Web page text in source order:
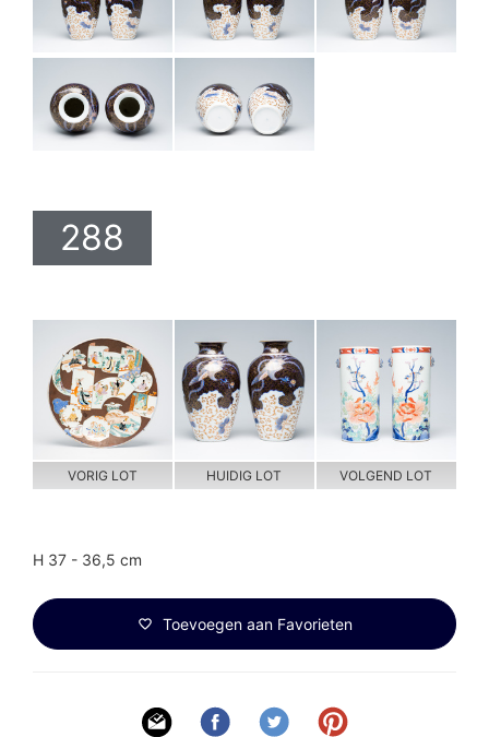
288
VORIG LOT HUIDIG LOT VOLGEND LOT
H 37 - 36,5 cm
Toevoegen aan Favorieten